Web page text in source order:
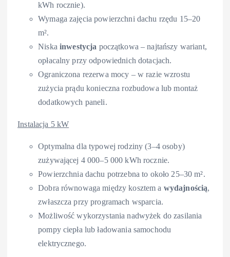
kWh rocznie).
Wymaga zajęcia powierzchni dachu rzędu 15–20
m².
Niska inwestycja początkowa – najtańszy wariant,
opłacalny przy odpowiednich dotacjach.
Ograniczona rezerwa mocy – w razie wzrostu
zużycia prądu konieczna rozbudowa lub montaż
dodatkowych paneli.
Instalacja 5 kW
Optymalna dla typowej rodziny (3–4 osoby)
zużywającej 4 000–5 000 kWh rocznie.
Powierzchnia dachu potrzebna to około 25–30 m².
Dobra równowaga między kosztem a wydajnością,
zwłaszcza przy programach wsparcia.
Możliwość wykorzystania nadwyżek do zasilania
pompy ciepła lub ładowania samochodu
elektrycznego.